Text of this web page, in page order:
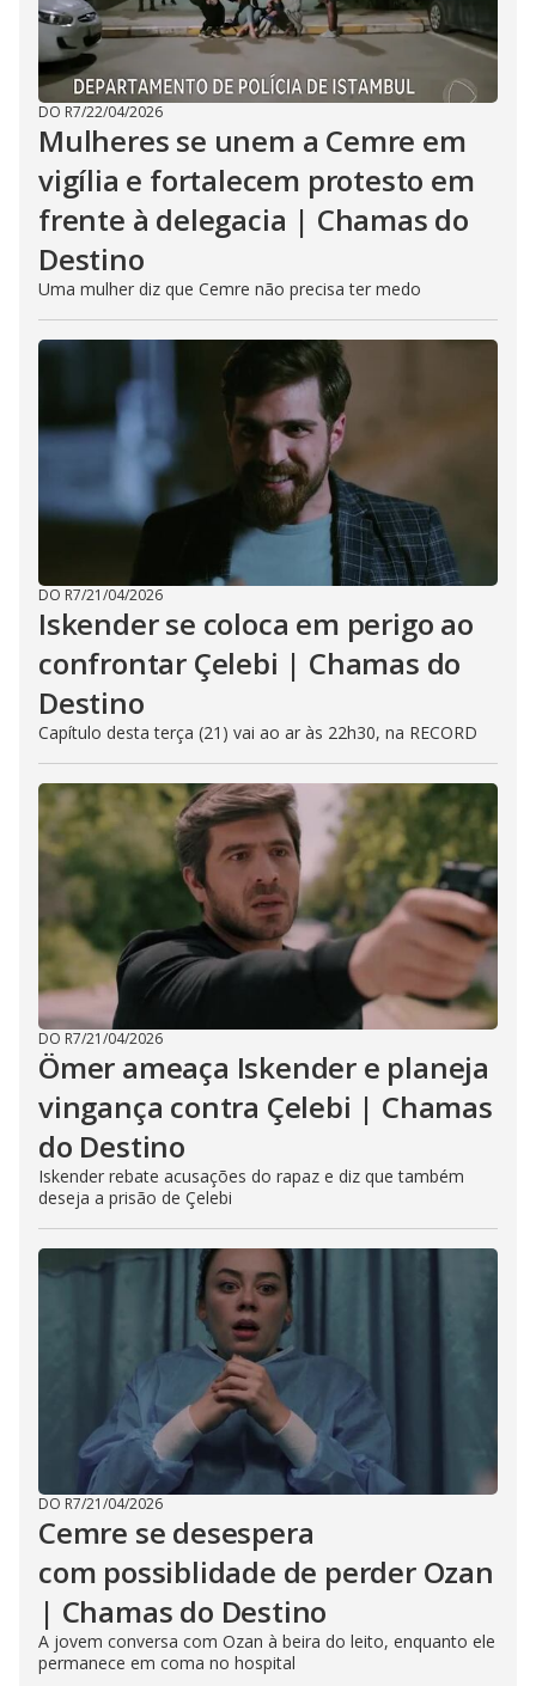
DO R7/22/04/2026
Mulheres se unem a Cemre em
vigília e fortalecem protesto em
frente à delegacia | Chamas do
Destino
Uma mulher diz que Cemre não precisa ter medo
DO R7/21/04/2026
Iskender se coloca em perigo ao
confrontar Çelebi | Chamas do
Destino
Capítulo desta terça (21) vai ao ar às 22h30, na RECORD
DO R7/21/04/2026
Ömer ameaça Iskender e planeja
vingança contra Çelebi | Chamas
do Destino
Iskender rebate acusações do rapaz e diz que também
deseja a prisão de Çelebi
DO R7/21/04/2026
Cemre se desespera
com possiblidade de perder Ozan
| Chamas do Destino
A jovem conversa com Ozan à beira do leito, enquanto ele
permanece em coma no hospital